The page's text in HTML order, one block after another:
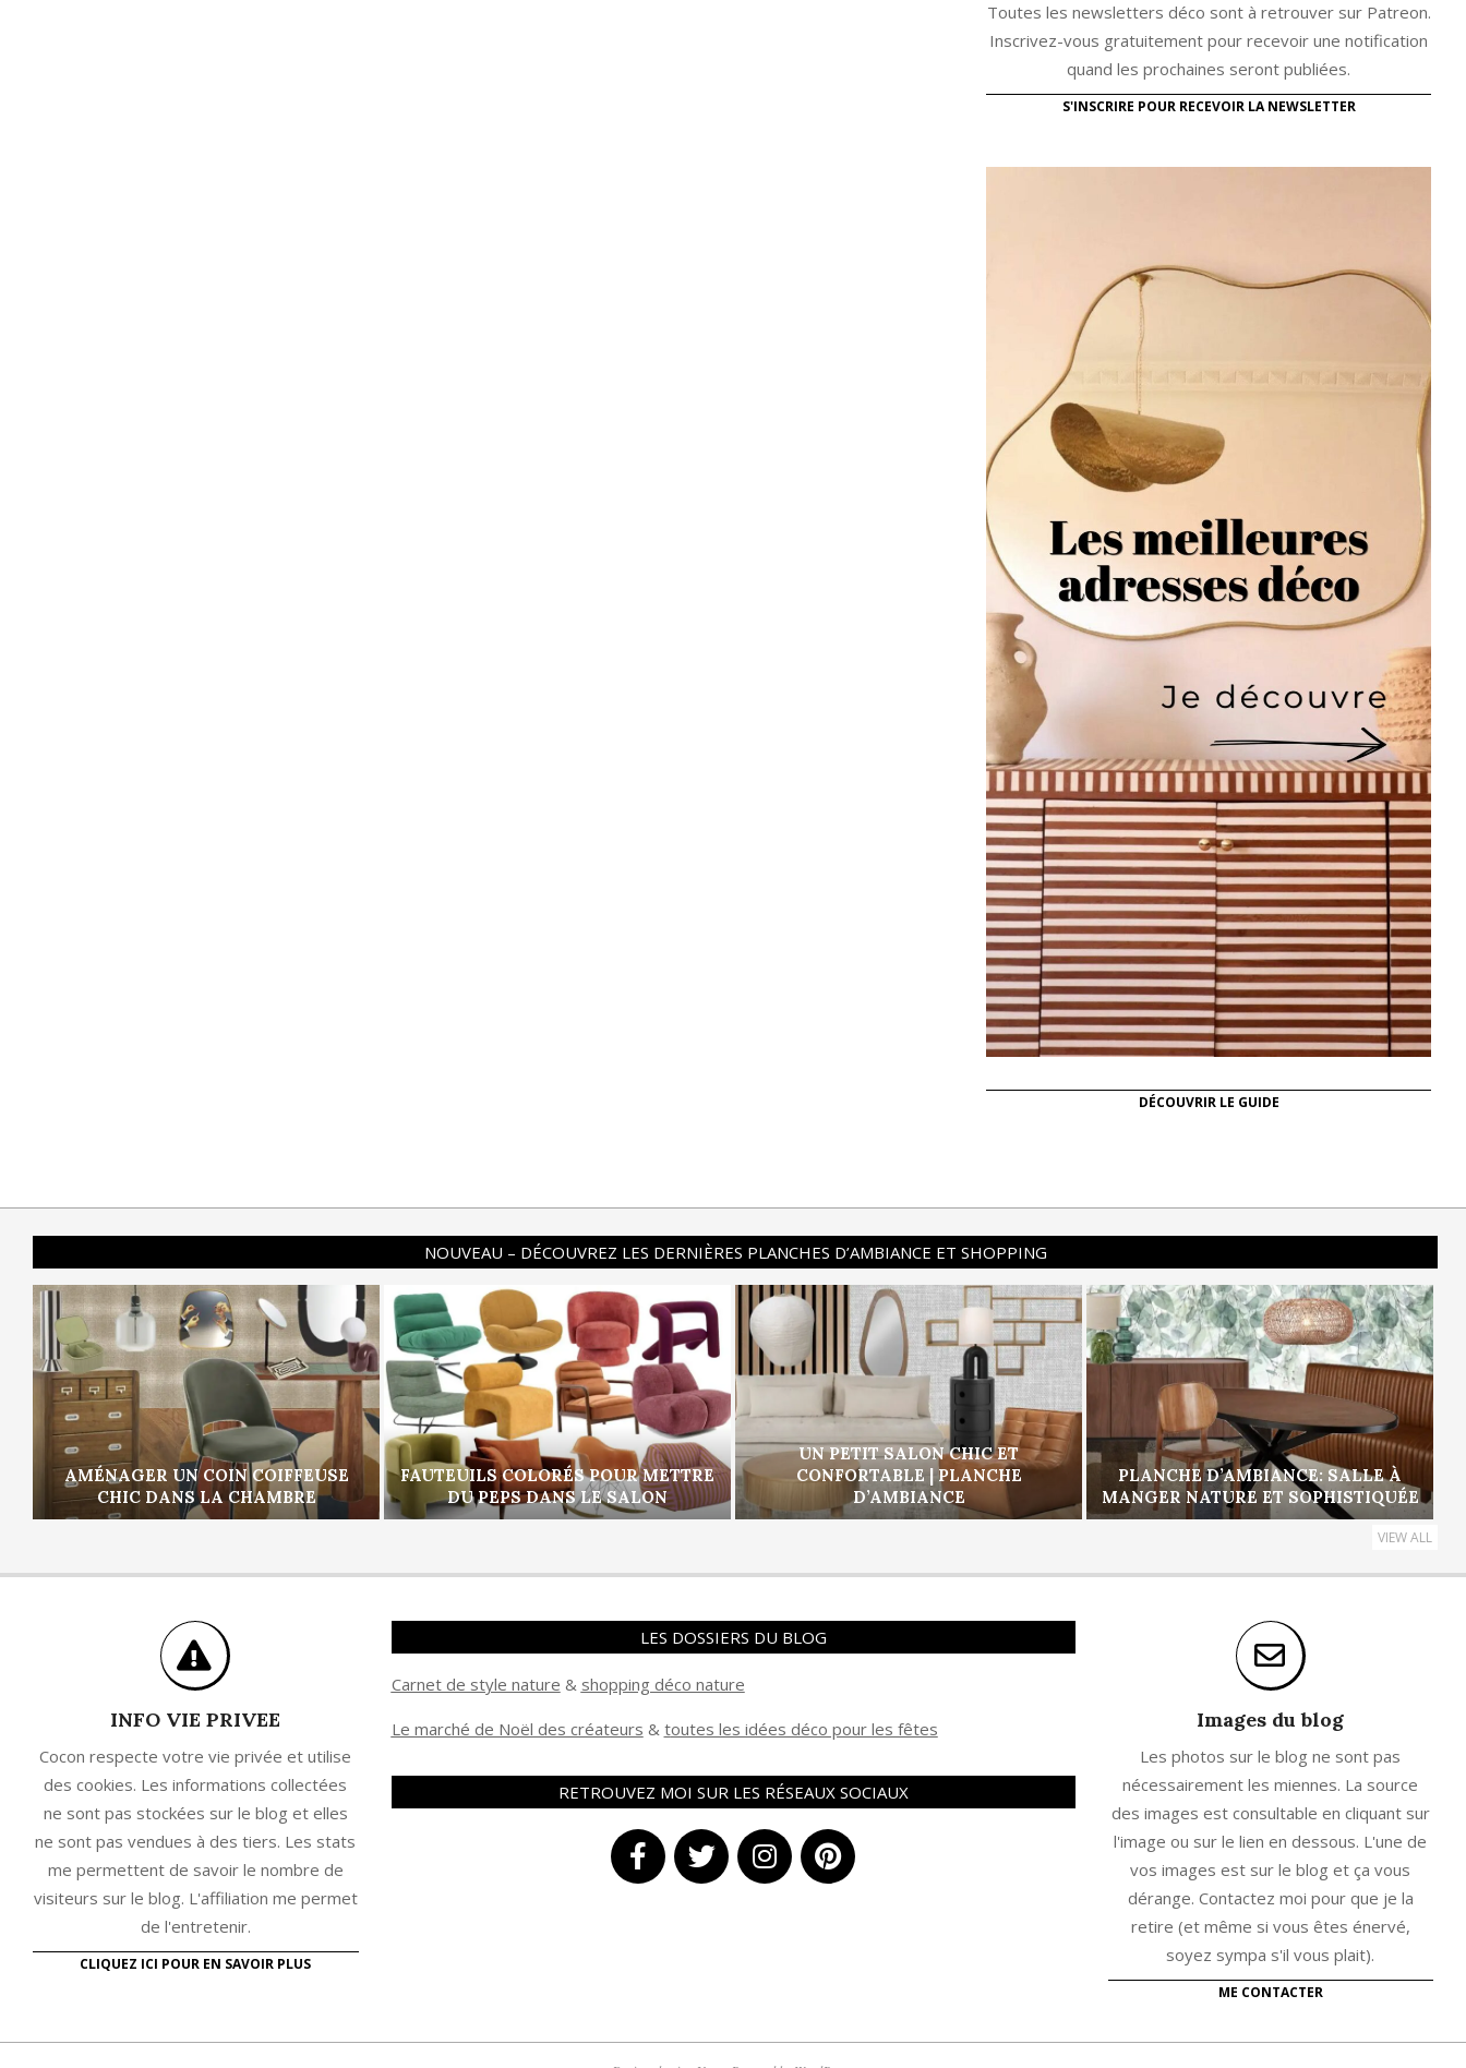
Toutes les newsletters déco sont à retrouver sur Patreon.
Inscrivez-vous gratuitement pour recevoir une notification
quand les prochaines seront publiées.
S'INSCRIRE POUR RECEVOIR LA NEWSLETTER
DÉCOUVRIR LE GUIDE
NOUVEAU – DÉCOUVREZ LES DERNIÈRES PLANCHES D’AMBIANCE ET SHOPPING
AMÉNAGER UN COIN COIFFEUSE
CHIC DANS LA CHAMBRE
FAUTEUILS COLORÉS POUR METTRE
DU PEPS DANS LE SALON
UN PETIT SALON CHIC ET
CONFORTABLE | PLANCHE
D’AMBIANCE
PLANCHE D’AMBIANCE: SALLE À
MANGER NATURE ET SOPHISTIQUÉE
VIEW ALL
INFO VIE PRIVEE
Cocon respecte votre vie privée et utilise
des cookies. Les informations collectées
ne sont pas stockées sur le blog et elles
ne sont pas vendues à des tiers. Les stats
me permettent de savoir le nombre de
visiteurs sur le blog. L'affiliation me permet
de l'entretenir.
CLIQUEZ ICI POUR EN SAVOIR PLUS
LES DOSSIERS DU BLOG
Carnet de style nature & shopping déco nature
Le marché de Noël des créateurs & toutes les idées déco pour les fêtes
RETROUVEZ MOI SUR LES RÉSEAUX SOCIAUX
Images du blog
Les photos sur le blog ne sont pas
nécessairement les miennes. La source
des images est consultable en cliquant sur
l'image ou sur le lien en dessous. L'une de
vos images est sur le blog et ça vous
dérange. Contactez moi pour que je la
retire (et même si vous êtes énervé,
soyez sympa s'il vous plait).
ME CONTACTER